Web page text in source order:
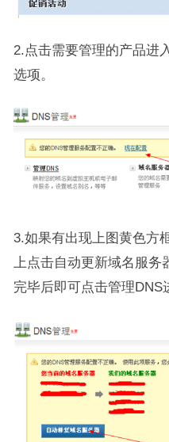
2.点击需要管理的产品进
选项。
3.如果有出现上图黄色方
上点击自动更新域名服
完毕后即可点击管理DNS